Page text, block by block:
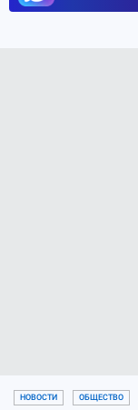
НОВОСТИ ОБЩЕСТВО